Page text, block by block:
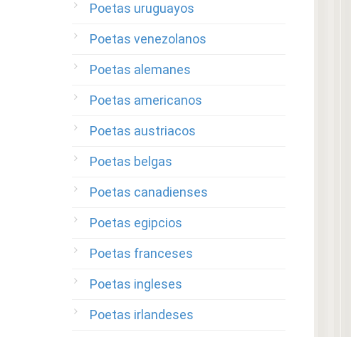
Poetas uruguayos
Poetas venezolanos
Poetas alemanes
Poetas americanos
Poetas austriacos
Poetas belgas
Poetas canadienses
Poetas egipcios
Poetas franceses
Poetas ingleses
Poetas irlandeses